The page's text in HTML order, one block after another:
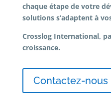
chaque étape de votre
solutions s’adaptent à
Crosslog International,
croissance.
Contactez-nous